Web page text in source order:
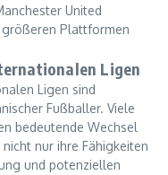
United
Plattformen
Ligen
Ligen sind
Fußballer. Viele
bedeutende Wechsel
nur ihre Fähigkeiten
und potenziellen